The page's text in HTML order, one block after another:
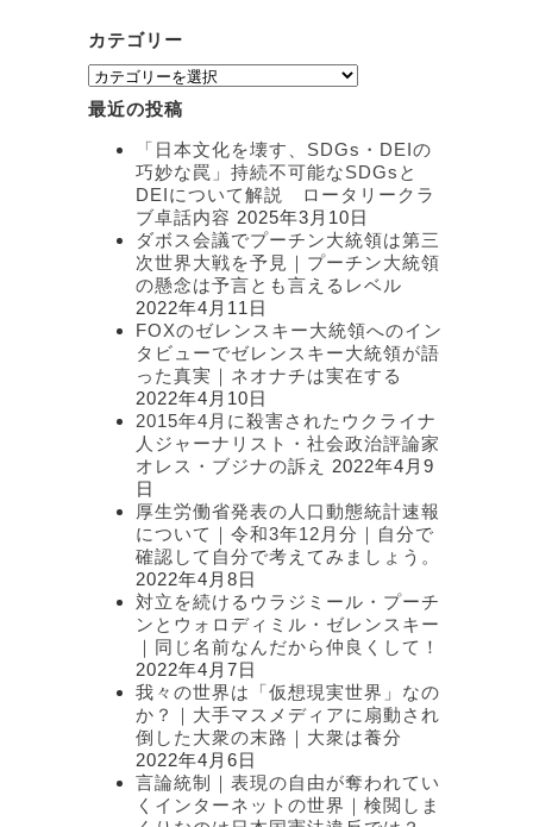
カテゴリー
カ
テ
ゴ
最近の投稿
「日本文化を壊す、SDGs・DEIの
巧妙な罠」持続不可能なSDGsと
DEIについて解説 ロータリークラ
ブ卓話内容 2025年3月10日
ダボス会議でプーチン大統領は第三
次世界大戦を予見｜プーチン大統領
の懸念は予言とも言えるレベル
2022年4月11日
FOXのゼレンスキー大統領へのイン
タビューでゼレンスキー大統領が語
った真実｜ネオナチは実在する
2022年4月10日
2015年4月に殺害されたウクライナ
人ジャーナリスト・社会政治評論家
オレス・ブジナの訴え
2022年4月9
日
厚生労働省発表の人口動態統計速報
について｜令和3年12月分｜自分で
確認して自分で考えてみましょう。
2022年4月8日
対立を続けるウラジミール・プーチ
ンとウォロディミル・ゼレンスキー
｜同じ名前なんだから仲良くして！
2022年4月7日
我々の世界は「仮想現実世界」なの
か？｜大手マスメディアに扇動され
倒した大衆の末路｜大衆は養分
2022年4月6日
言論統制｜表現の自由が奪われてい
くインターネットの世界｜検閲しま